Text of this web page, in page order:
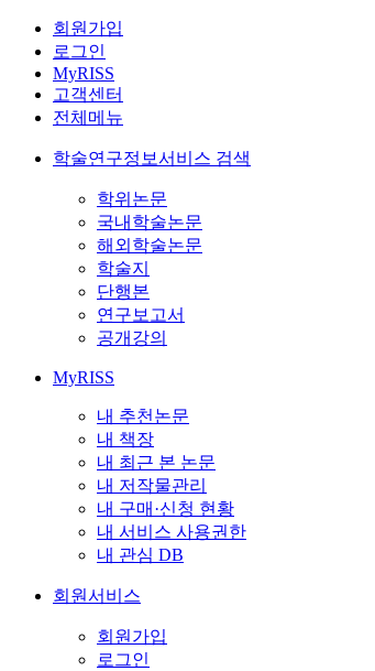
회원가입
로그인
MyRISS
고객센터
전체메뉴
학술연구정보서비스 검색
학위논문
국내학술논문
해외학술논문
학술지
단행본
연구보고서
공개강의
MyRISS
내 추천논문
내 책장
내 최근 본 논문
내 저작물관리
내 구매·신청 현황
내 서비스 사용권한
내 관심 DB
회원서비스
회원가입
로그인